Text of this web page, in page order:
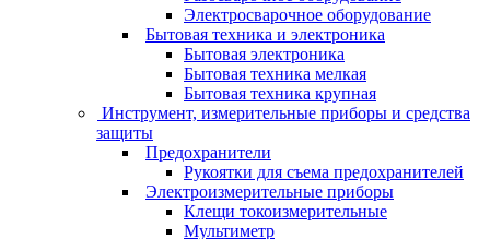
Электросварочное оборудование
Бытовая техника и электроника
Бытовая электроника
Бытовая техника мелкая
Бытовая техника крупная
Инструмент, измерительные приборы и средства
защиты
Предохранители
Рукоятки для съема предохранителей
Электроизмерительные приборы
Клещи токоизмерительные
Мультиметр